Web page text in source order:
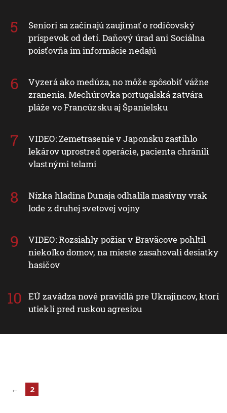
Seniori sa začínajú zaujímať o rodičovský
príspevok od detí. Daňový úrad ani Sociálna
poisťovňa im informácie nedajú
Vyzerá ako medúza, no môže spôsobiť vážne
zranenia. Mechúrovka portugalská zatvára
pláže vo Francúzsku aj Španielsku
VIDEO: Zemetrasenie v Japonsku zastihlo
lekárov uprostred operácie, pacienta chránili
vlastnými telami
Nízka hladina Dunaja odhalila masívny vrak
lode z druhej svetovej vojny
VIDEO: Rozsiahly požiar v Braväcove pohltil
niekoľko domov, na mieste zasahovali desiatky
hasičov
EÚ zavádza nové pravidlá pre Ukrajincov, ktorí
utiekli pred ruskou agresiou
← 2